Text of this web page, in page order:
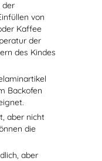
der
von
Kaffee
der
des Kindes
Backofen
aber nicht
die
aber